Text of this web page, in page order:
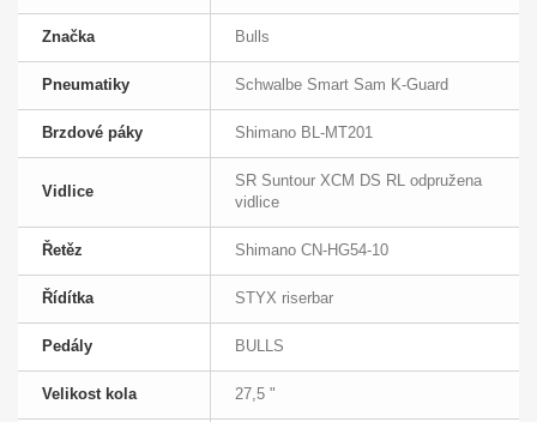
Značka Bulls
Pneumatiky Schwalbe Smart Sam K-Guard
Brzdové páky Shimano BL-MT201
Vidlice
SR Suntour XCM DS RL odpružena
vidlice
Řetěz Shimano CN-HG54-10
Řídítka STYX riserbar
Pedály BULLS
Velikost kola 27,5 "